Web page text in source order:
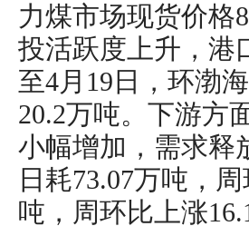
力煤市场现货价格
投活跃度上升，港
至4月19日，环渤
20.2万吨。下游方
小幅增加，需求释
日耗73.07万吨，
吨，周环比上涨